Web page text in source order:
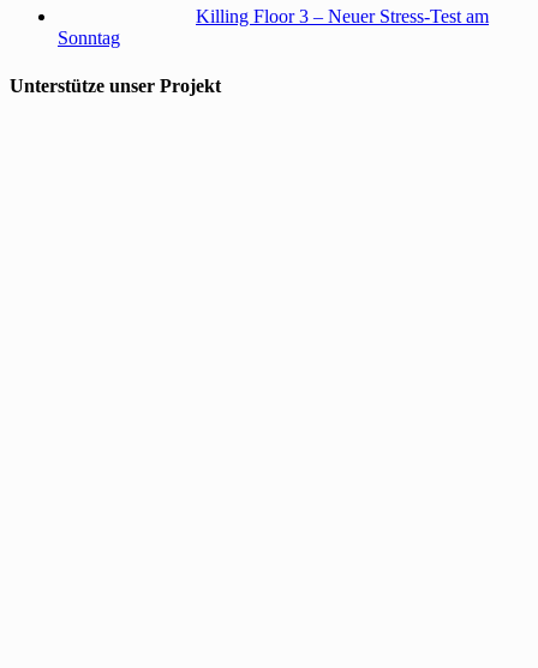
Killing Floor 3 – Neuer Stress-Test am
Sonntag
Unterstütze unser Projekt